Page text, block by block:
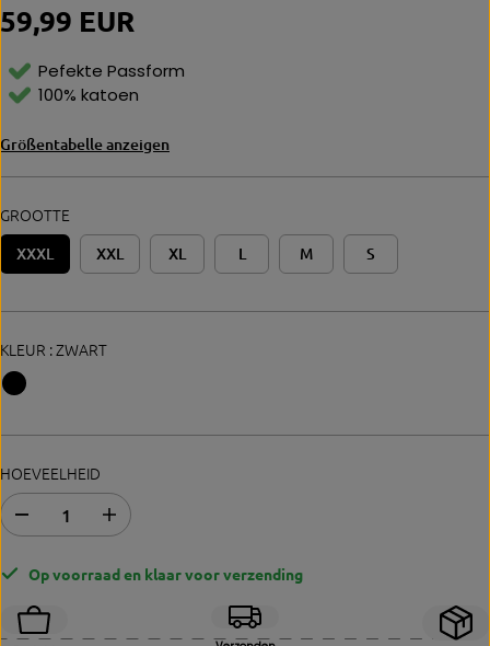
N
P
59,99 EUR
Pefekte Passform
100% katoen
Größentabelle anzeigen
GROOTTE
XXXL XXL XL L M S
KLEUR :ZWART
HOEVEELHEID
A
f
m
e
v
V
e
h
g
Op voorraad en klaar voor verzending